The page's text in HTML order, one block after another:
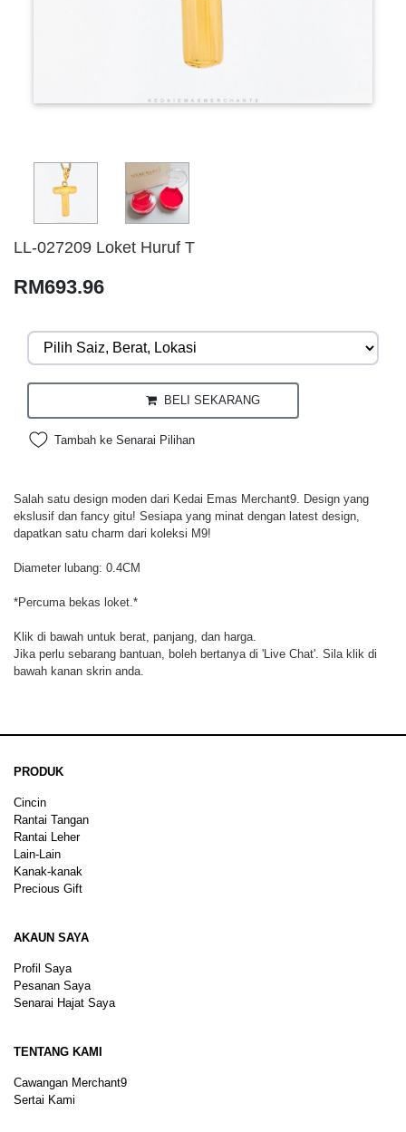
LL-027209 Loket Huruf T
RM693.96
BELI SEKARANG
Tambah ke Senarai Pilihan
Salah satu design moden dari Kedai Emas Merchant9. Design yang
ekslusif dan fancy gitu! Sesiapa yang minat dengan latest design,
dapatkan satu charm dari koleksi M9!
Diameter lubang: 0.4CM
*Percuma bekas loket.*
Klik di bawah untuk berat, panjang, dan harga.
Jika perlu sebarang bantuan, boleh bertanya di 'Live Chat'. Sila klik di
bawah kanan skrin anda.
PRODUK
Cincin
Rantai Tangan
Rantai Leher
Lain-Lain
Kanak-kanak
Precious Gift
AKAUN SAYA
Profil Saya
Pesanan Saya
Senarai Hajat Saya
TENTANG KAMI
Cawangan Merchant9
Sertai Kami